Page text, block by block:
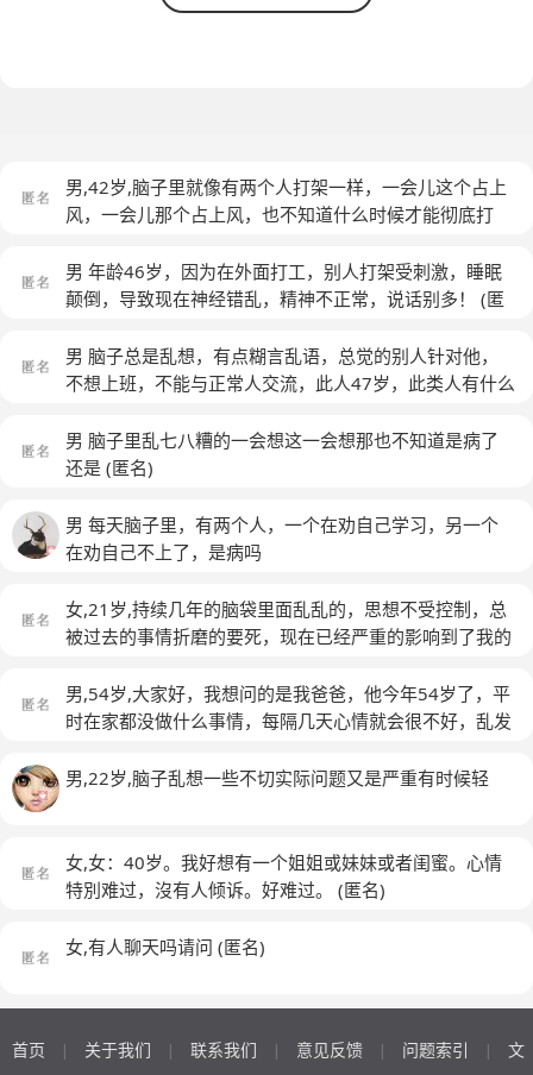
男,42岁,脑子里就像有两个人打架一样，一会儿这个占上
风，一会儿那个占上风，也不知道什么时候才能彻底打
男 年龄46岁，因为在外面打工，别人打架受刺激，睡眠
颠倒，导致现在神经错乱，精神不正常，说话别多！ (匿
男 脑子总是乱想，有点糊言乱语，总觉的别人针对他，
不想上班，不能与正常人交流，此人47岁，此类人有什么
男 脑子里乱七八糟的一会想这一会想那也不知道是病了
还是 (匿名)
男 每天脑子里，有两个人，一个在劝自己学习，另一个
在劝自己不上了，是病吗
女,21岁,持续几年的脑袋里面乱乱的，思想不受控制，总
被过去的事情折磨的要死，现在已经严重的影响到了我的
男,54岁,大家好，我想问的是我爸爸，他今年54岁了，平
时在家都没做什么事情，每隔几天心情就会很不好，乱发
会胡思乱想，而且更可怕的是他会拿东西打人，要不然就
年，十几年了，因为那时候下岗，对他打击很大，他后来
又换了很多份工作都没办法做，基本都是做几天就做不下
本来都是要人难受都是要吃药的，他就是不肯吃，每天虽
医院，住了一段时间，但是都没办法好，实在呆不下去又
男,22岁,脑子乱想一些不切实际问题又是严重有时候轻
女,女：40岁。我好想有一个姐姐或妹妹或者闺蜜。心情
特別难过，沒有人倾诉。好难过。 (匿名)
女,有人聊天吗请问 (匿名)
首页 | 关于我们 | 联系我们 | 意见反馈 | 问题索引 |
文